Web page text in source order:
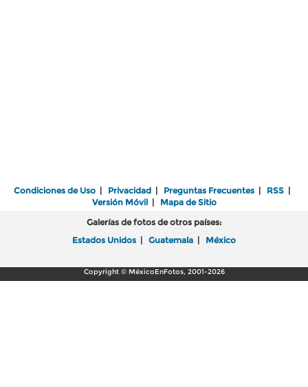
Condiciones de Uso | Privacidad | Preguntas Frecuentes | RSS |
Versión Móvil| Mapa de Sitio
Galerías de fotos de otros países:
Estados Unidos | Guatemala | México
Copyright © MéxicoEnFotos, 2001-2026